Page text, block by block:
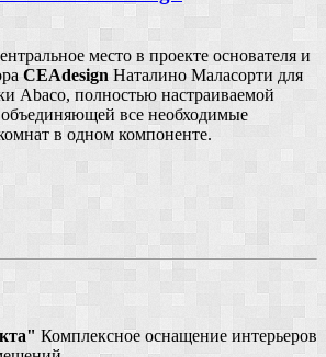
место в проекте основателя и
CEAdesign Наталино Маласорти для
Abaco, полностью настраиваемой
все необходимые
в одном компоненте.
Комплексное оснащение интерьеров